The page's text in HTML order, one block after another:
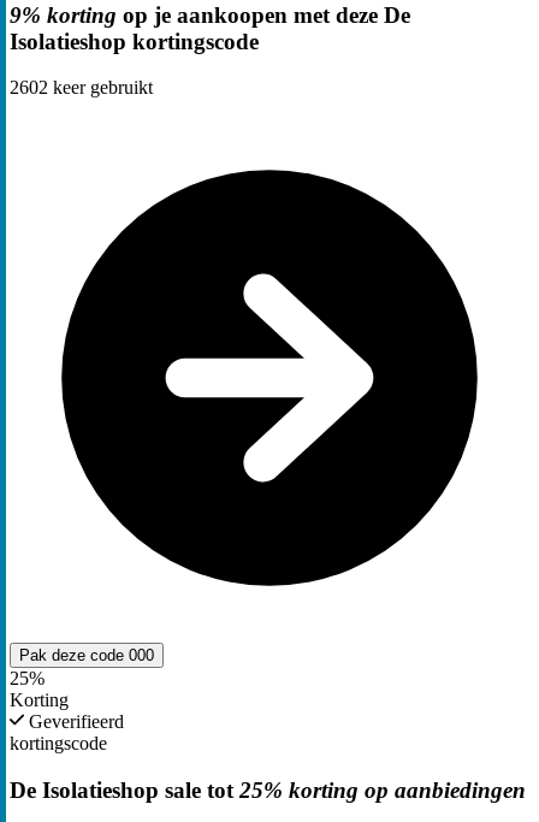
9% korting op je aankoopen met deze De
Isolatieshop kortingscode
2602 keer gebruikt
Pak deze code 000
25%
Korting
Geverifieerd
kortingscode
De Isolatieshop sale tot 25% korting op aanbiedingen